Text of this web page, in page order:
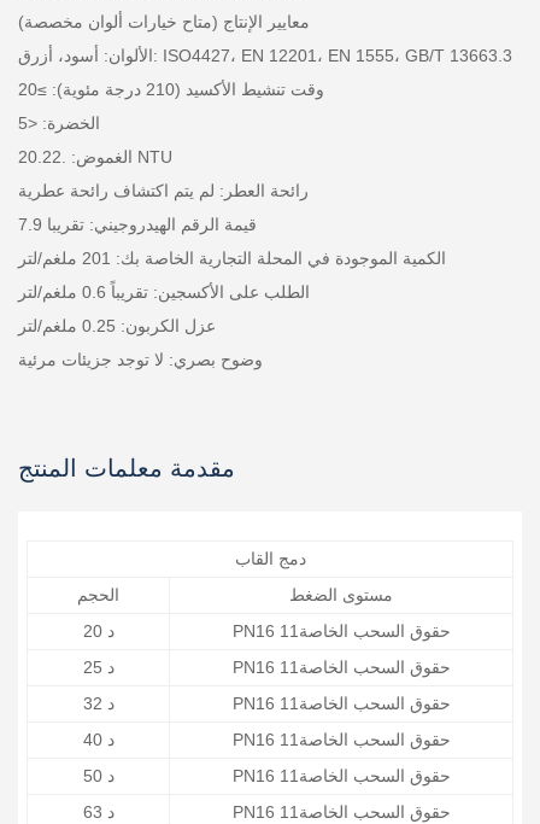
(متاح خيارات ألوان مخصصة) معايير الإنتاج
الألوان: أسود، أزرق: ISO4427، EN 12201، EN 1555، GB/T 13663.3
وقت تنشيط الأكسيد (210 درجة مئوية): ≥20
الخضرة: <5
الغموض: .20.22 NTU
رائحة العطر: لم يتم اكتشاف رائحة عطرية
قيمة الرقم الهيدروجيني: تقريبا 7.9
الكمية الموجودة في المحلة التجارية الخاصة بك: 201 ملغم/لتر
الطلب على الأكسجين: تقريباً 0.6 ملغم/لتر
عزل الكربون: 0.25 ملغم/لتر
وضوح بصري: لا توجد جزيئات مرئية
مقدمة معلمات المنتج
دمج القاب
الحجم
مستوى الضغط
د 20
PN16 حقوق السحب الخاصة11
د 25
PN16 حقوق السحب الخاصة11
د 32
PN16 حقوق السحب الخاصة11
د 40
PN16 حقوق السحب الخاصة11
د 50
PN16 حقوق السحب الخاصة11
د 63
PN16 حقوق السحب الخاصة11